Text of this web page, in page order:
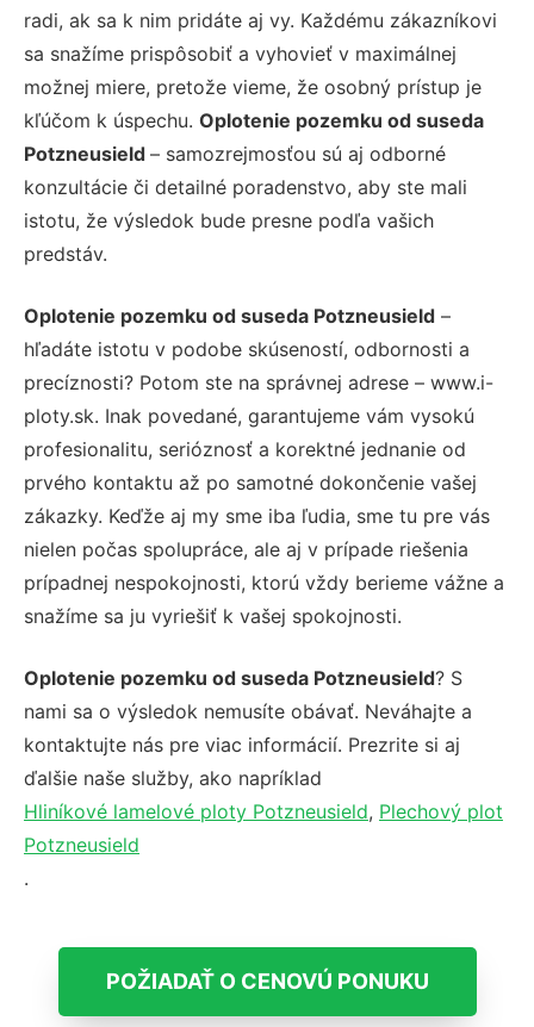
radi, ak sa k nim pridáte aj vy. Každému zákazníkovi
sa snažíme prispôsobiť a vyhovieť v maximálnej
možnej miere, pretože vieme, že osobný prístup je
kľúčom k úspechu. Oplotenie pozemku od suseda
Potzneusield – samozrejmosťou sú aj odborné
konzultácie či detailné poradenstvo, aby ste mali
istotu, že výsledok bude presne podľa vašich
predstáv.
Oplotenie pozemku od suseda Potzneusield –
hľadáte istotu v podobe skúseností, odbornosti a
precíznosti? Potom ste na správnej adrese – www.i-
ploty.sk. Inak povedané, garantujeme vám vysokú
profesionalitu, serióznosť a korektné jednanie od
prvého kontaktu až po samotné dokončenie vašej
zákazky. Keďže aj my sme iba ľudia, sme tu pre vás
nielen počas spolupráce, ale aj v prípade riešenia
prípadnej nespokojnosti, ktorú vždy berieme vážne a
snažíme sa ju vyriešiť k vašej spokojnosti.
Oplotenie pozemku od suseda Potzneusield? S
nami sa o výsledok nemusíte obávať. Neváhajte a
kontaktujte nás pre viac informácií. Prezrite si aj
ďalšie naše služby, ako napríklad
Hliníkové lamelové ploty Potzneusield, Plechový plot
Potzneusield
.
POŽIADAŤ O CENOVÚ PONUKU